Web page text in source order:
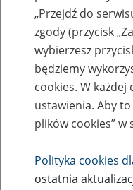
Zaproś ZUS do
eZUS w
Rodzaj wydarzenia
Szkolenia
„Przejdź do
zgody (przycisk
wybierzesz
będziemy
cookies. W każdej
ustawienia. Aby
plików cookies” w
Polityka cookies
ostatnia